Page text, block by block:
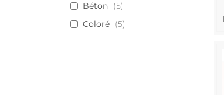
Béton
5
Coloré
5